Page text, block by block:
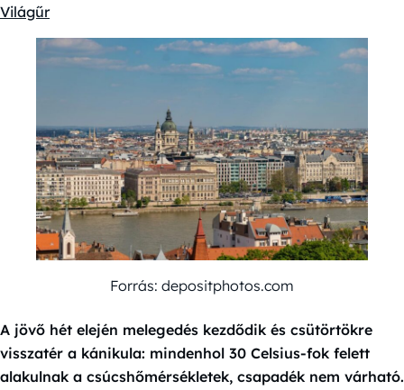
Kategóriák:
Világűr
Forrás: depositphotos.com
A jövő hét elején melegedés kezdődik és csütörtökre
visszatér a kánikula: mindenhol 30 Celsius-fok felett
alakulnak a csúcshőmérsékletek, csapadék nem várható.